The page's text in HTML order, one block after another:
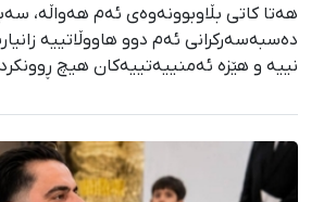
هەتا کاتی بڵاوبوونەوەی ئەم هەواڵە،
دەسبەسەرکرانی ئەم دوو هاووڵاتییە
نییە و هێزە ئەمنییەتییەکان هیچ